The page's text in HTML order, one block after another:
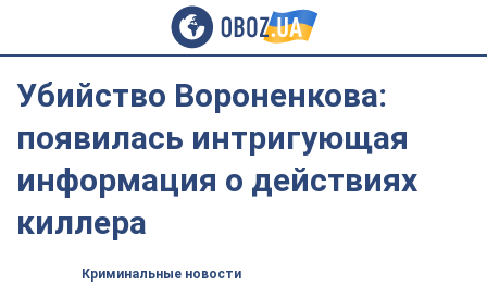
Убийство Вороненкова:
появилась интригующая
информация о действиях
киллера
Криминальные новости